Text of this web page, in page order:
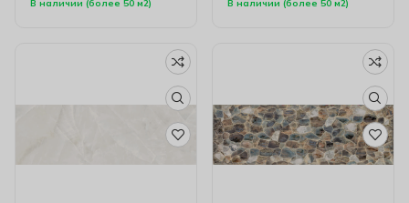
В наличии (более 50 м2) В наличии (более 50 м2)